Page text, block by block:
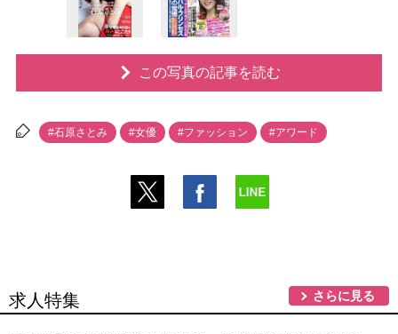
この写真の記事を読む
#石原さとみ #女優 #ファッション #アワード
求人特集 さらに見る